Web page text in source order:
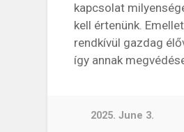
kapcsolat
kell értenünk.
rendkívül gazdag
így annak
2025. June 3.